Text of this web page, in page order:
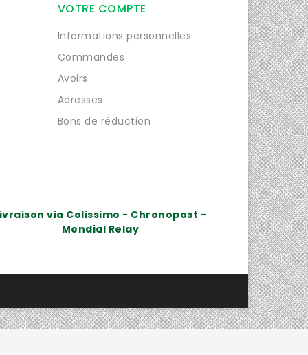
VOTRE COMPTE
Informations personnelles
Commandes
Avoirs
Adresses
Bons de réduction
via Colissimo - Chronopost -
Mondial Relay